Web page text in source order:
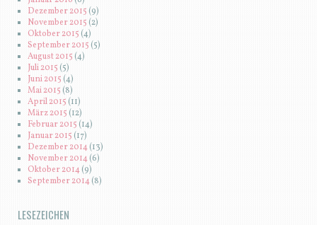
Dezember 2015 (9)
November 2015 (2)
Oktober 2015 (4)
September 2015 (5)
August 2015 (4)
Juli 2015 (5)
Juni 2015 (4)
Mai 2015 (8)
April 2015 (11)
März 2015(12)
Februar 2015 (14)
Januar 2015 (17)
Dezember 2014(13)
November 2014(6)
Oktober 2014(9)
September 2014(8)
LESEZEICHEN